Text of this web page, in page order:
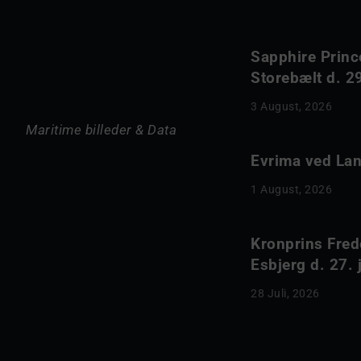
Maritime billeder & Data
Sapphire
Storebælt d.
3 August, 2026
Evrima ved
1 August, 2026
Kronprins
Esbjerg d. 27.
28 Juli, 2026